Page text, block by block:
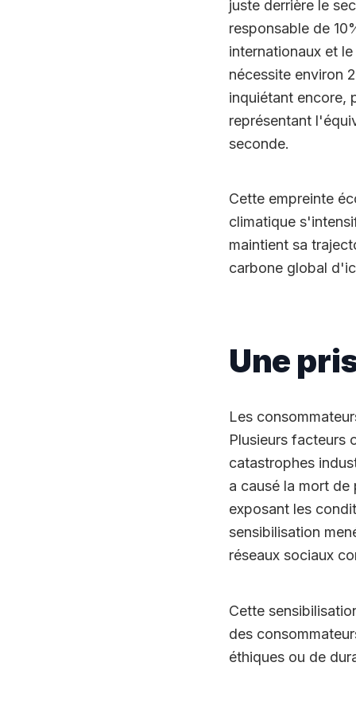
juste derrière le
responsable de
internationaux et
nécessite environ
inquiétant encore,
représentant
seconde.
Cette empreinte
climatique
maintient sa
carbone global
Une
Les
Plusieurs facteurs
catastrophes
a causé la mort de
exposant les
sensibilisation
réseaux sociaux
Cette
des
éthiques ou de